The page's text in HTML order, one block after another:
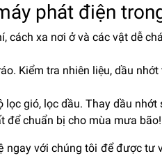
phát điện
cách xa nơi ở và các vật dễ
Kiểm tra nhiên liệu, dầu
gió, lọc dầu. Thay dầu
để chuẩn bị cho mùa mưa bão!
ngay với chúng tôi để được tư